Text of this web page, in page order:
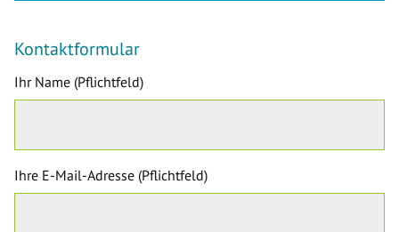
Kontaktformular
Ihr Name (Pflichtfeld)
Ihre E-Mail-Adresse (Pflichtfeld)